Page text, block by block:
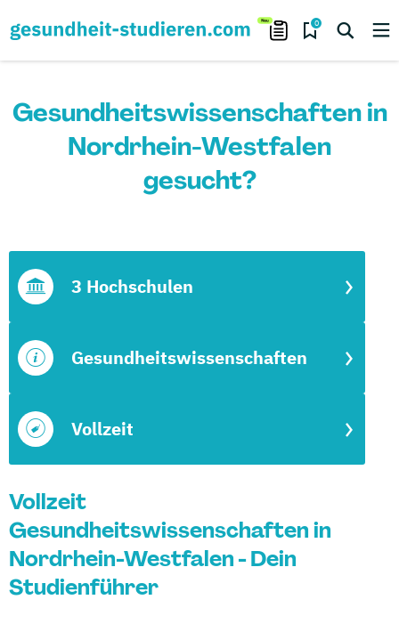
0
Gesundheitswissenschaften in
Nordrhein-Westfalen
gesucht?
Vollzeit
Gesundheitswissenschaften
3 Hochschulen
Vollzeit
Gesundheitswissenschaften in
Nordrhein-Westfalen - Dein
Studienführer